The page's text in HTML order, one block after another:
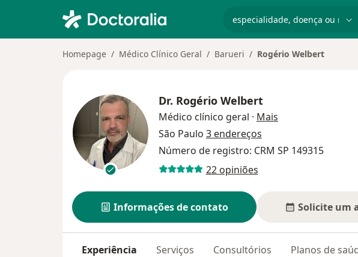
Homepage Médico Clínico Geral Barueri Rogério Welbert
Dr. Rogério Welbert
Médico clínico geral · Mais
São Paulo 3 endereços
Número de registro: CRM SP 149315
22 opiniões
Informações de contato Solicite um
Experiência Serviços Consultórios Planos de